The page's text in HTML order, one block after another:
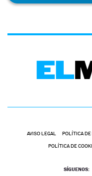
AVISO LEGAL POLÍTICA DE
POLÍTICA DE
SÍGUENOS: